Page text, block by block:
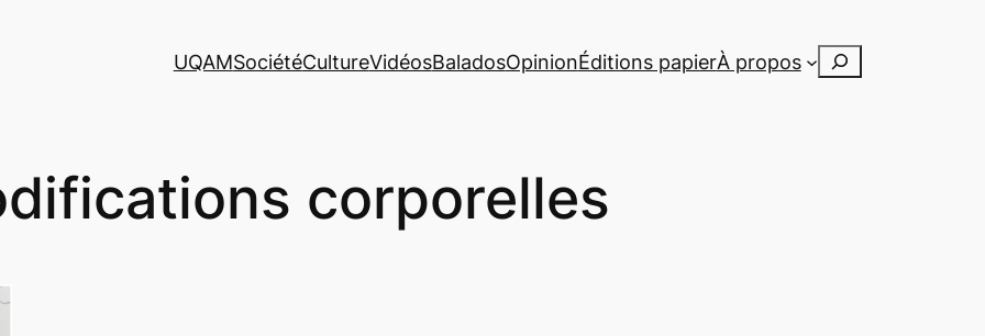
UQAMSociétéCultureVidéosBaladosOpinionÉditions papierÀ propos Rechercher
corporelles